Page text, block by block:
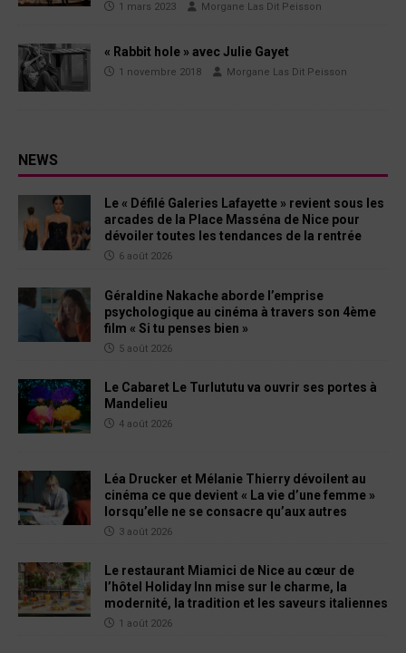
1 mars 2023 Morgane Las Dit Peisson
« Rabbit hole » avec Julie Gayet
1 novembre 2018 Morgane Las Dit Peisson
NEWS
Le « Défilé Galeries Lafayette » revient sous les
arcades de la Place Masséna de Nice pour
dévoiler toutes les tendances de la rentrée
6 août 2026
Géraldine Nakache aborde l’emprise
psychologique au cinéma à travers son 4ème
film « Si tu penses bien »
5 août 2026
Le Cabaret Le Turlututu va ouvrir ses portes à
Mandelieu
4 août 2026
Léa Drucker et Mélanie Thierry dévoilent au
cinéma ce que devient « La vie d’une femme »
lorsqu’elle ne se consacre qu’aux autres
3 août 2026
Le restaurant Miamici de Nice au cœur de
l’hôtel Holiday Inn mise sur le charme, la
modernité, la tradition et les saveurs italiennes
1 août 2026